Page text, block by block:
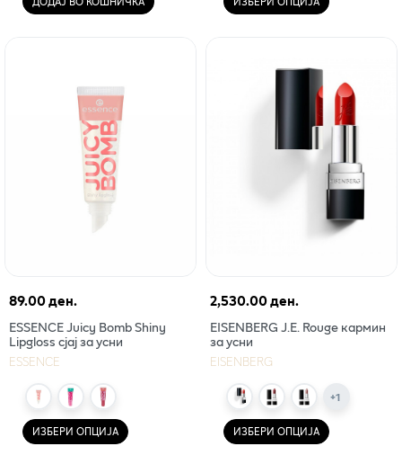
89.00 ден.
ESSENCE Juicy Bomb Shiny
Lipgloss сјај за усни
ESSENCE
ИЗБЕРИ ОПЦИЈА
2,530.00 ден.
EISENBERG Ј.Е. Rouge кармин
за усни
EISENBERG
+1
ИЗБЕРИ ОПЦИЈА